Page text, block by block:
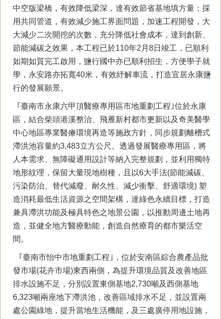
中空版梁橋，有效降低梁深，達有效節省基地填方量；採
用共同管道，有效減少施工界面問題，加速工程開發，大
大減少二次開挖的次數，充分降低社會成本，達到創新、
節能減碳之效果，本工程已於110年2月8日竣工，已順利
如期如質完工啟用，鹽行國中亦已順利招生，方便學子就
學，永安路亦拓寬40米，有效紓解車流，打造宜居永康鹽
行的發展願景。
｢臺南市永康六甲頂醫療專用區市地重劃工程｣位於永康
區，結合柴頭港溪整治、飛雁新村都市更新以及奇美醫學
中心地區專業醫療環境再造等施政方針，同步規劃離槽式
滯洪池容量約3,483立方公尺。透過發展醫療專用區，將
人本需求、無障礙通用設計等納入完整規劃，並利用獨特
地形紋理，保留大量現地樹種，且以6大手法(節能減碳、
污染防治、替代減廢、耐久性、減少衝擊、舒適環境) 塑
造消耗最低生活資源之空間架構，達綠色永續目標，打造
兼具滯洪功能及極具特色之地景公園，以推動周邊土地再
造，並健全地方醫療動能，創造自然療育的都市樂活空
間。
｢臺南市怡中市地重劃工程｣，位於安南區綜合農產品批
發市場(花卉市場)東西兩側，為提升環境品質及改善地區
排水設施不足，分別設置東側基地2,730噸及西側基地
6,323噸兩座地下滯洪池，改善區域排水不足，並設置兩
處公園綠地，提升當地生活機能，及三處廣停用地設施，